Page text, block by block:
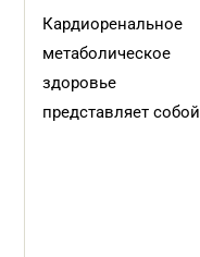
Кардиоренальное
метаболическое
здоровье
представляет собой